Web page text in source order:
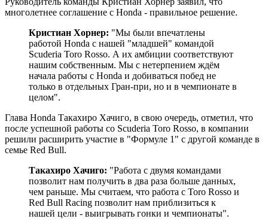
многолетнее соглашение с Honda - правильное решение.
Кристиан Хорнер: "Мы были впечатлены
работой Honda с нашей "младшей" командой
Scuderia Toro Rosso. А их амбиции соответствуют
нашим собственным. Мы с нетерпением ждём
начала работы с Honda и добиваться побед не
только в отдельных Гран-при, но и в чемпионате в
целом".
Глава Honda Такахиро Хачиго, в свою очередь, отметил, что
после успешной работы со Scuderia Toro Rosso, в компании
решили расширить участие в "Формуле 1" с другой команде в
семье Red Bull.
Такахиро Хачиго: "Работа с двумя командами
позволит нам получить в два раза больше данных,
чем раньше. Мы считаем, что работа с Toro Rosso и
Red Bull Racing позволит нам приблизиться к
нашей цели - выигрывать гонки и чемпионаты".